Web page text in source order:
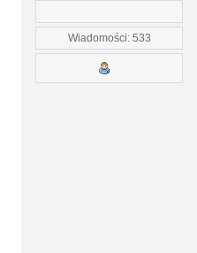
Wiadomości: 533